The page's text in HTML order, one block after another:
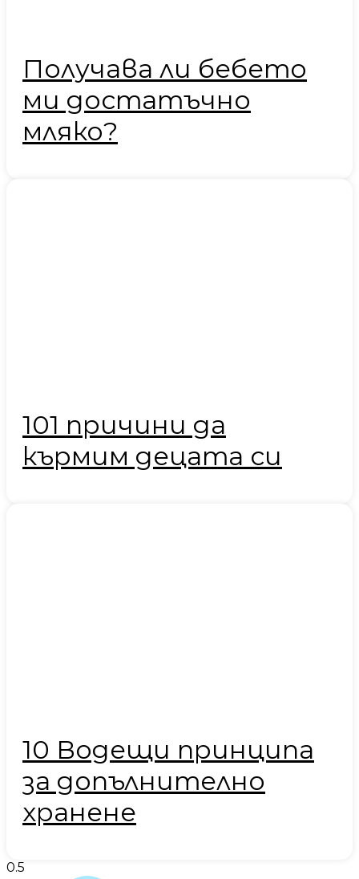
Получава ли бебето
ми достатъчно
мляко?
101 причини да
кърмим децата си
10 Водещи принципа
за допълнително
хранене